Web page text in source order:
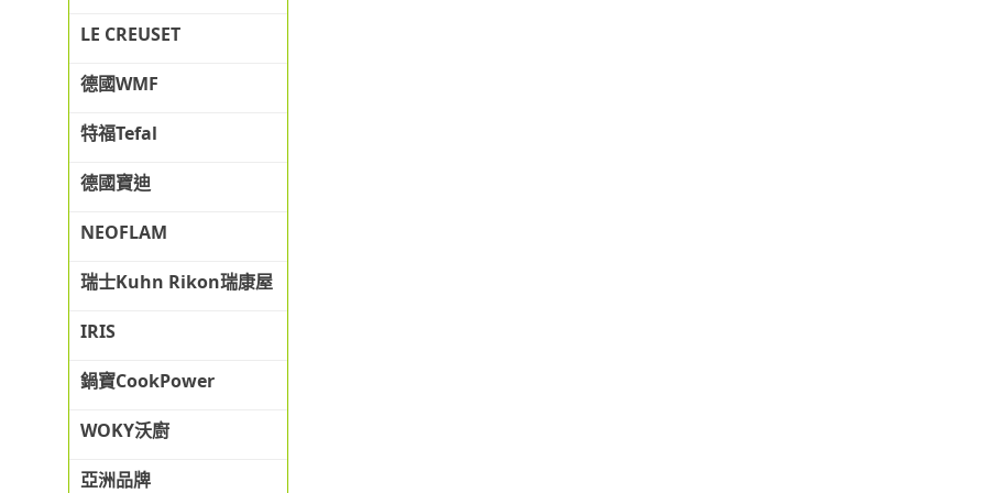
LE CREUSET
德國WMF
特福Tefal
德國寶迪
NEOFLAM
瑞士Kuhn Rikon瑞康屋
IRIS
鍋寶CookPower
WOKY沃廚
亞洲品牌